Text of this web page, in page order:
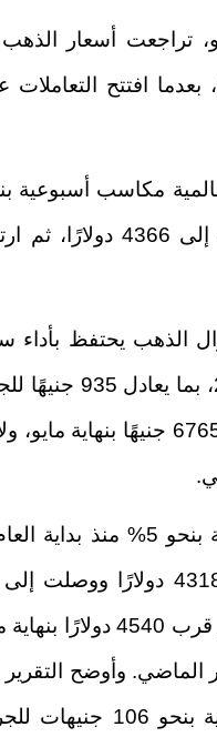
الذهب يحتفظ بأداء
عند 5830 جنيهًا، واستقر عند
بعدما افتتحت التداولات عند
الأول من العام، قبل
5626 دولارًا في 29 يناير
تزال أعلى من
مني عبود تتخلى عن 42 فدانا من أرض جاردن